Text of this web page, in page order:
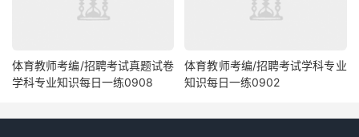
体育教师考编/招聘考试真题试卷
学科专业知识每日一练0908
体育教师考编/招聘考试学科专业
知识每日一练0902